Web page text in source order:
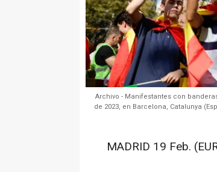
Archivo - Manifestantes con
de 2023, en Barcelona, Catalunya
MADRID 19 Feb.